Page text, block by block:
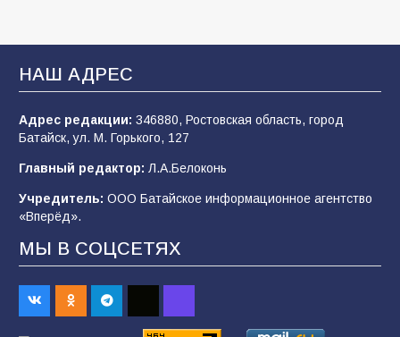
В Батайске продолжаются дорожные работы
107 04.08.2026
В детском саду № 35 дети освоили
строительные профессии в ходе
спортивного праздника
90
Командовал боем до последнего: герой
Евгений Остапенко
05.08.2026
НАШ АДРЕС
Адрес редакции: 346880, Ростовская область, город
Батайск, ул. М. Горького, 127
Главный редактор: Л.А.Белоконь
Учредитель: ООО Батайское информационное агентство
«Вперёд».
МЫ В СОЦСЕТЯХ